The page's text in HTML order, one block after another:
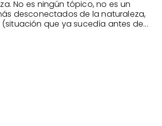
No es ningún tópico, no es un
desconectados de la naturaleza,
que ya sucedía antes de...